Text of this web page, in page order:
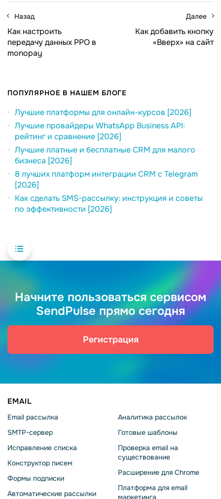
Назад
Как настроить
передачу данных РРО в
monopay
Далее
Как добавить кнопку
«Вверх» на сайт
ПОПУЛЯРНОЕ В НАШЕМ БЛОГЕ
Лучшие платформы для онлайн-курсов [2026]
Лучшие провайдеры WhatsApp Business API:
рейтинг и сравнение [2026]
Лучшие платные и бесплатные CRM для малого
бизнеса [2026]
8 лучших платформ интеграции CRM с Telegram
[2026]
Как сделать SMS-рассылку: инструкция и советы
по эффективности [2026]
Начните пользоваться сервисом
SendPulse прямо сегодня
Регистрация
EMAIL
Email рассылка
SMTP-сервер
Исправление списка
Конструктор писем
Формы подписки
Автоматические рассылки
Аналитика рассылок
Готовые шаблоны
Проверка email на
существование
Расширение для Chrome
Платформа для email